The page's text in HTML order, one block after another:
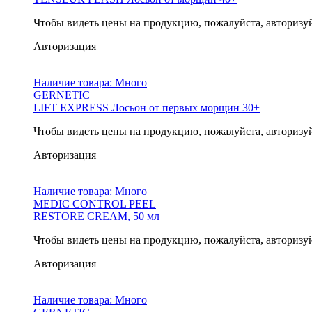
Чтобы видеть цены на продукцию, пожалуйста,
Авторизация
Наличие товара: Много
GERNETIC
LIFT EXPRESS Лосьон от первых морщин 30+
Чтобы видеть цены на продукцию, пожалуйста,
Авторизация
Наличие товара: Много
MEDIC CONTROL PEEL
RESTORE CREAM, 50 мл
Чтобы видеть цены на продукцию, пожалуйста,
Авторизация
Наличие товара: Много